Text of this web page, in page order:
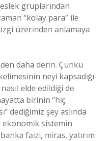
gruplarından
“kolay para” ile
üzerinden anlamaya
daha derin. Çünkü
neyi kapsadığı
elde edildiği de
birinin “hiç
dediğimiz şey aslında
sistemin
faizi, miras, yatırım